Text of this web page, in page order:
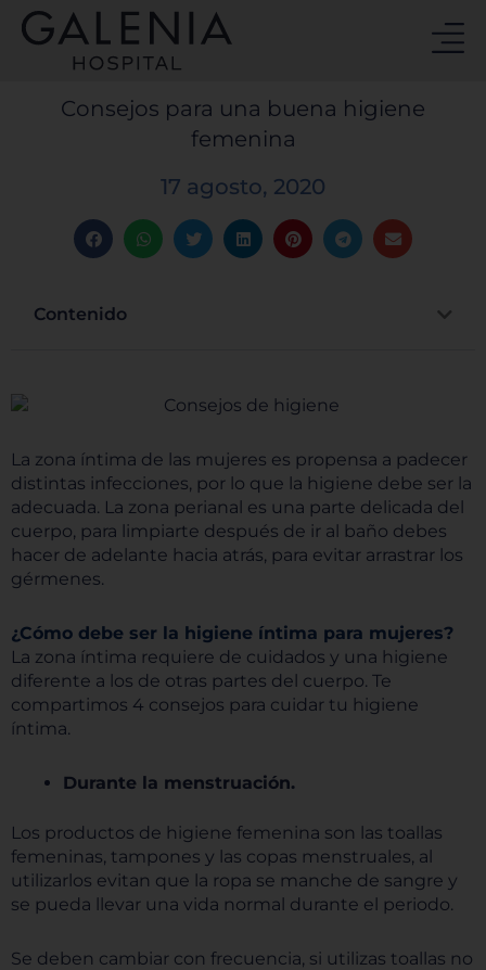
contenido
Consejos para una buena higiene
femenina
17 agosto, 2020
Contenido
La zona íntima de las mujeres es propensa a padecer
distintas infecciones, por lo que la higiene debe ser la
adecuada. La zona perianal es una parte delicada del
cuerpo, para limpiarte después de ir al baño debes
hacer de adelante hacia atrás, para evitar arrastrar los
gérmenes.
¿Cómo debe ser la higiene íntima para mujeres?
La zona íntima requiere de cuidados y una higiene
diferente a los de otras partes del cuerpo. Te
compartimos 4 consejos para cuidar tu higiene
íntima.
Durante la menstruación.
Los productos de higiene femenina son las toallas
femeninas, tampones y las copas menstruales, al
utilizarlos evitan que la ropa se manche de sangre y
se pueda llevar una vida normal durante el periodo.
Se deben cambiar con frecuencia, si utilizas toallas no